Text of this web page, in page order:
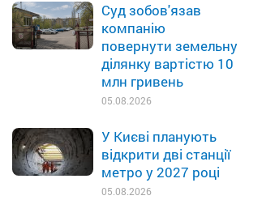
Суд зобов'язав
компанію
повернути земельну
ділянку вартістю 10
млн гривень
05.08.2026
У Києві планують
відкрити дві станції
метро у 2027 році
05.08.2026